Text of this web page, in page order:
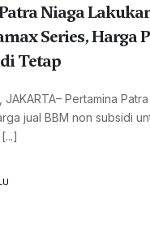
Niaga
Series, Harga
Tetap
Pertamina
jual BBM non subsidi